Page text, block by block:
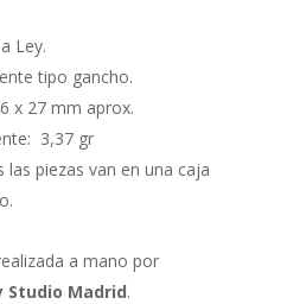
Ley.
tipo gancho.
x 27 mm aprox.
3,37 gr
las piezas van en una caja
a mano por
Studio Madrid.